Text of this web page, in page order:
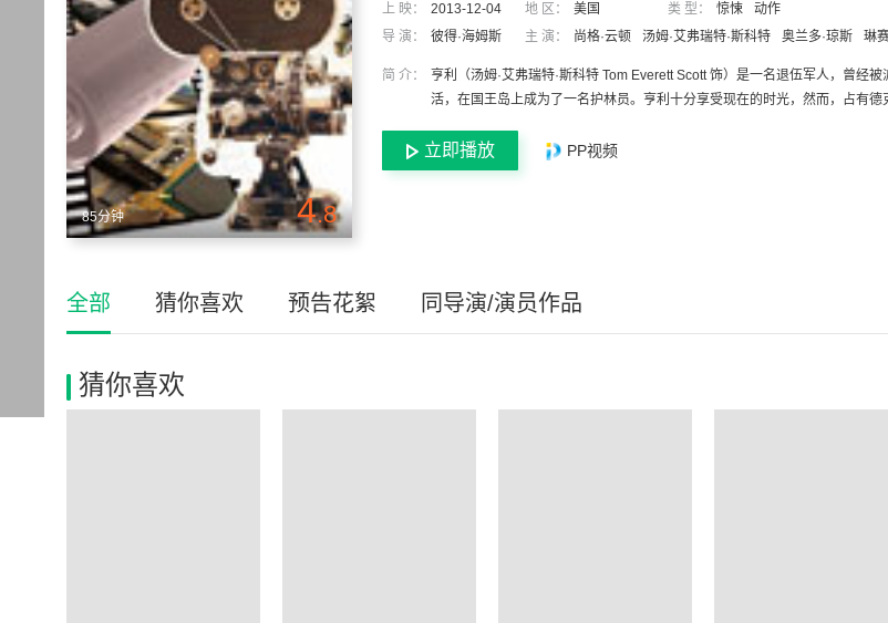
85分钟 4.8
上 映： 2013-12-04 地 区： 美国 类 型： 惊悚
动作
导 演：
彼得·海姆斯 主 演： 尚格·云顿 汤姆·艾弗瑞特·斯科特 奥兰多·琼斯 琳
简 介：
亨利（汤姆·艾弗瑞特·斯科特 Tom Everett Scott 饰）是一名退伍军人，曾经
活，在国王岛上成为了一名护林员。亨利十分享受现在的时光，然而，占有德
立即播放 PP视频
全部 猜你喜欢 预告花絮 同导演/演员作品
猜你喜欢